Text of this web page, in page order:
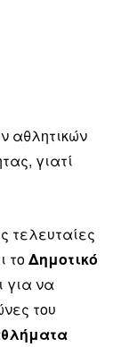
αθλητικών
γιατί
τελευταίες
τοΔημοτικό
για να
του